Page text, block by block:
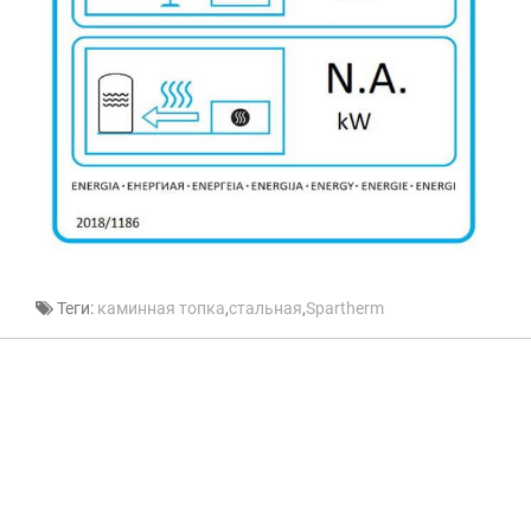
Теги: каминная топка,стальная,Spartherm